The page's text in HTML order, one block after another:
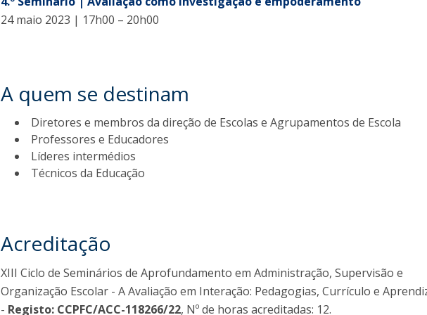
24 maio 2023 | 17h00 – 20h00
A quem se destinam
Diretores e membros da direção de Escolas e Agrupamentos de Escola
Professores e Educadores
Líderes intermédios
Técnicos da Educação
Acreditação
XIII Ciclo de Seminários de Aprofundamento em Administração, Supervisão e
Organização Escolar - A Avaliação em Interação: Pedagogias, Currículo e
- Registo: CCPFC/ACC-118266/22, Nº de horas acreditadas: 12.